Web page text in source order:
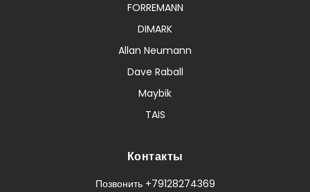
FORREMANN
DIMARK
Allan Neumann
Dave Raball
Maybik
TAIS
Контакты
Позвонить +79128274369